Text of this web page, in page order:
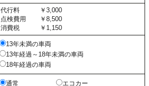
代行料
￥3,000
点検費用
￥8,500
消費税
￥1,150
13年未満の車両
13年経過～18年未満の車両
18年経過の車両
通常
エコカー